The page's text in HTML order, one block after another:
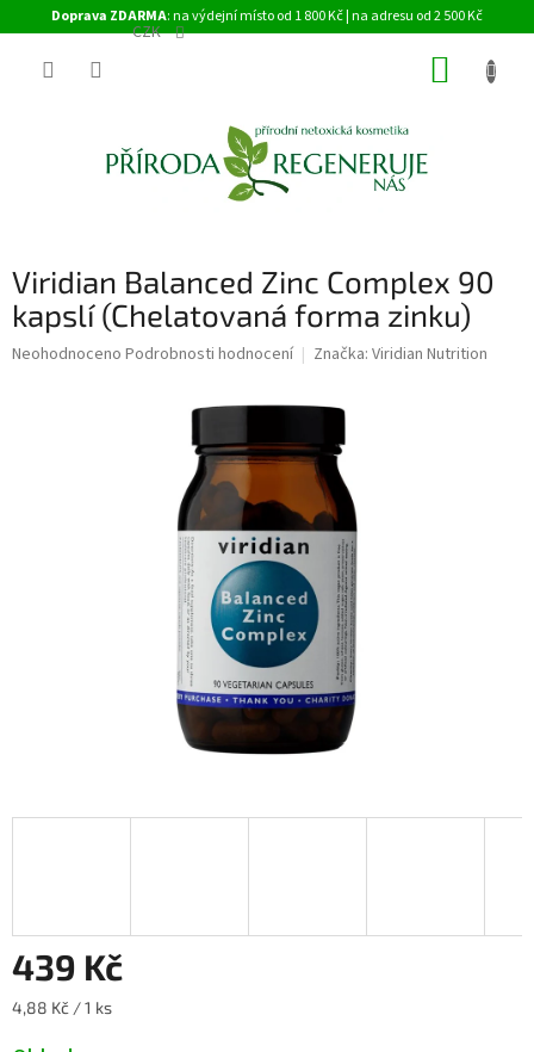
na
Doprava ZDARMA: na výdejní místo od 1 800 Kč | na adresu od 2 500 Kč
CZK
Viridian Balanced Zinc Complex 90
kapslí (Chelatovaná forma zinku)
Průměrné
Neohodnoceno Podrobnosti hodnocení Značka: Viridian Nutrition
439 Kč
Měrná
4,88 Kč / 1 ks